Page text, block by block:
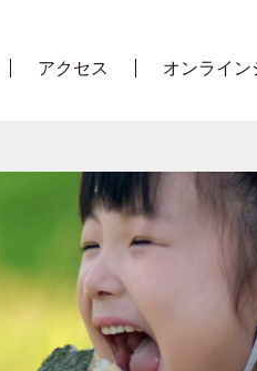
アクセス オンライン